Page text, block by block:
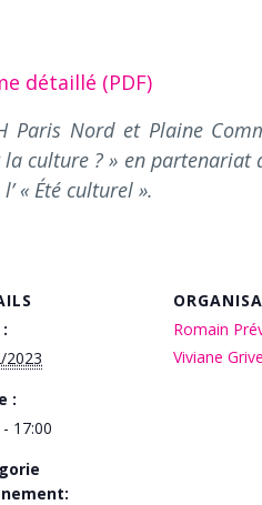
détaillé (PDF)
Paris Nord et Plaine
culture ? » en partenariat
« Été culturel ».
2023
:
17:00
Romain
Viviane